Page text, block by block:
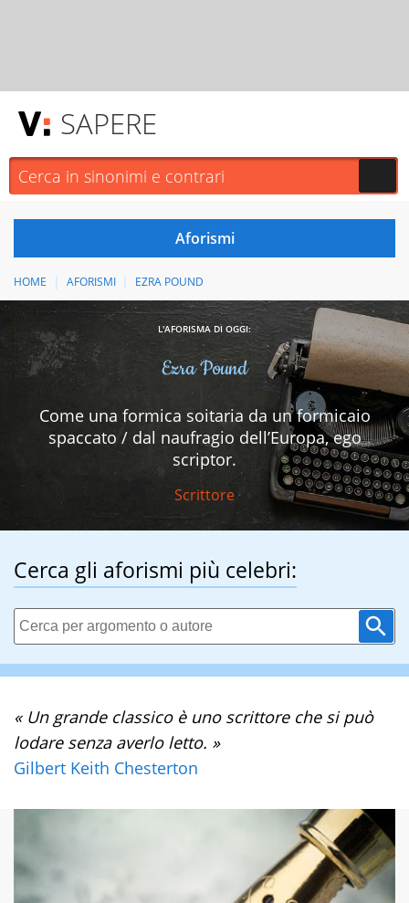
SAPERE
HOME AFORISMI EZRA POUND
L'AFORISMA DI OGGI:
Ezra Pound
Come una formica soitaria da un formicaio
spaccato / dal naufragio dell’Europa, ego
scriptor.
Scrittore
Cerca gli aforismi più celebri:
« Un grande classico è uno scrittore che si può
lodare senza averlo letto. »
Gilbert Keith Chesterton